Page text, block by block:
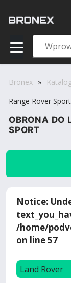
Bronex »
Range Rover Sport
OBRONA DO
SPORT
Notice:
/home/
on line57
Land Rover